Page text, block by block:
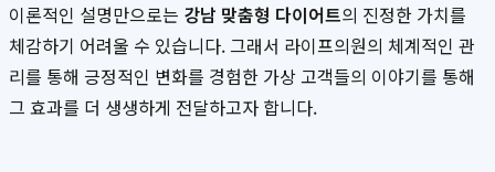
이론적인 설명만으로는 강남 맞춤형 다이어트의 진정한 가치를
체감하기 어려울 수 있습니다. 그래서 라이프의원의 체계적인 관
리를 통해 긍정적인 변화를 경험한 가상 고객들의 이야기를 통해
그 효과를 더 생생하게 전달하고자 합니다.